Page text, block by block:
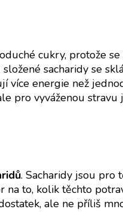
cukry, protože
sacharidy se
více energie než
pro vyváženou stravu
. Sacharidy jsou
na to, kolik těchto
ale ne příliš